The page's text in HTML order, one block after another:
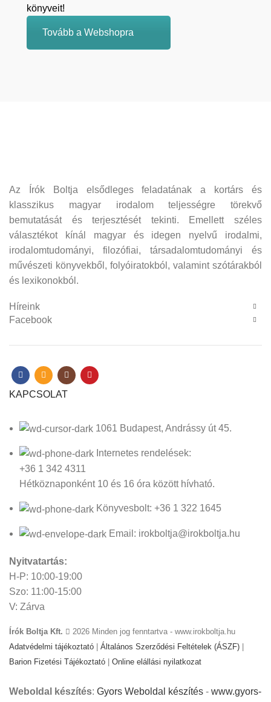
könyveit!
Tovább a Webshopra
Az Írók Boltja elsődleges feladatának a kortárs és
klasszikus magyar irodalom teljességre törekvő
bemutatását és terjesztését tekinti. Emellett széles
választékot kínál magyar és idegen nyelvű irodalmi,
irodalomtudományi, filozófiai, társadalomtudományi és
művészeti könyvekből, folyóiratokból, valamint szótárakból
és lexikonokból.
Híreink
Facebook
KAPCSOLAT
1061 Budapest, Andrássy út 45.
Internetes rendelések:
+36 1 342 4311
Hétköznaponként 10 és 16 óra között hívható.
Könyvesbolt: +36 1 322 1645
Email: irokboltja@irokboltja.hu
Nyitvatartás:
H-P: 10:00-19:00
Szo: 11:00-15:00
V: Zárva
Írók Boltja Kft.
2026 Minden jog fenntartva - www.irokboltja.hu
Adatvédelmi tájékoztató
Általános Szerződési Feltételek (ÁSZF)
Barion Fizetési Tájékoztató
Online elállási nyilatkozat
Weboldal készítés: Gyors Weboldal készítés - www.gyors-